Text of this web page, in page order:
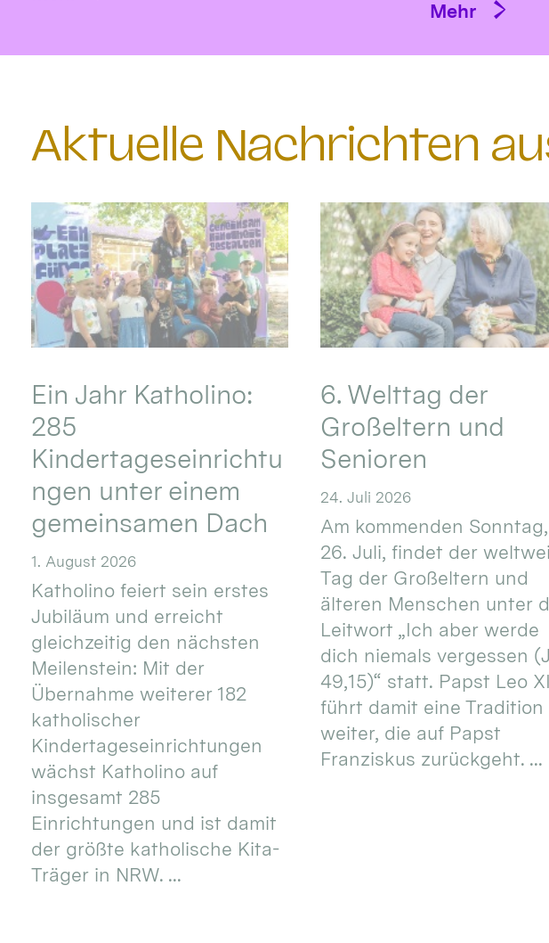
Mehr
Aktuelle Nachrichten
Ein Jahr Katholino:
285
Kindertageseinrichtu
ngen unter einem
gemeinsamen Dach
1. August 2026
Katholino feiert sein erstes
Jubiläum und erreicht
gleichzeitig den nächsten
Meilenstein: Mit der
Übernahme weiterer 182
katholischer
Kindertageseinrichtungen
wächst Katholino auf
insgesamt 285
Einrichtungen und ist damit
der größte katholische Kita-
Träger in NRW. ...
6. Welttag der
Großeltern und
Senioren
24. Juli 2026
Am kommenden Sonntag,
26. Juli, findet der
Tag der Großeltern und
älteren Menschen unter
Leitwort „Ich aber werde
dich niemals vergessen
49,15)“ statt. Papst Leo
führt damit eine Tradition
weiter, die auf Papst
Franziskus zurückgeht. ...